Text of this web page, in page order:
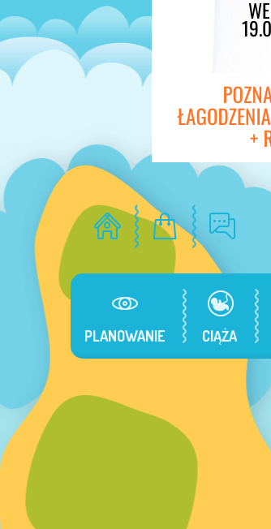
PLANOWANIE CIĄŻA